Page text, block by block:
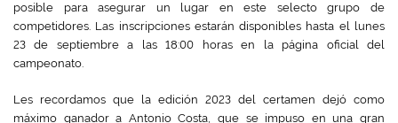
posible para asegurar un lugar en este selecto grupo de
competidores. Las inscripciones estarán disponibles hasta el lunes
23 de septiembre a las 18:00 horas en la página oficial del
campeonato.
Les recordamos que la edición 2023 del certamen dejó como
máximo ganador a Antonio Costa, que se impuso en una gran